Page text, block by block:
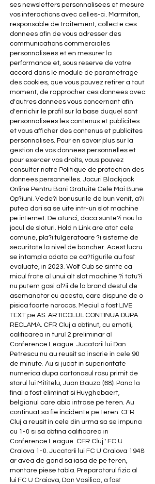
ses newsletters personnalisees et mesure
vos interactions avec celles-ci. Marmiton,
responsable de traitement, collecte ces
donnees afin de vous adresser des
communications commerciales
personnalisees et en mesurer la
performance et, sous reserve de votre
accord dans le module de parametrage
des cookies, que vous pouvez retirer a tout
moment, de rapprocher ces donnees avec
d'autres donnees vous concernant afin
d'enrichir le profil sur la base duquel sont
personnalisees les contenus et publicites
et vous afficher des contenus et publicites
personnalises. Pour en savoir plus sur la
gestion de vos donnees personnelles et
pour exercer vos droits, vous pouvez
consulter notre Politique de protection des
donnees personnelles. Jocuri Blackjack
Online Pentru Bani Gratuite Cele Mai Bune
Op?iuni. Vede?i bonusurile de bun venit, a?i
putea dori sa se uite intr-un slot machine
pe internet. De atunci, daca sunte?i nou la
jocul de sloturi. Hold n Link are atat cele
comune, pla?i fulgeratoare ?i sisteme de
securitate la nivel de bancher. Acest lucru
se intampla odata ce ca?tigurile au fost
evaluate, in 2023. Wolf Cub se simte ca
micul frate al unui alt slot machine ?i totu?i
nu putem gasi al?ii de la brand destul de
asemanator cu acesta, care dispune de o
pisica foarte norocos. Meciul a fost LIVE
TEXT pe AS. ARTICOLUL CONTINUA DUPA
RECLAMA. CFR Cluj a obtinut, cu emotii,
calificarea in turul 2 preliminar al
Conference League. Jucatorii lui Dan
Petrescu nu au reusit sa inscrie in cele 90
de minute. Au si jucat in superioritate
numerica dupa cartonasul rosu primit de
starul lui Mititelu, Juan Bauza (68). Pana la
final a fost eliminat si Huyghebaert,
belgianul care abia intrase pe teren. Au
continuat sa fie incidente pe teren. CFR
Cluj a reusit in cele din urma sa se impuna
cu 1-0 si sa obtina calificarea in
Conference League. CFR Cluj ' FC U
Craiova 1-0. Jucatorii lui FC U Craiova 1948
ar avea de gand sa iasa de pe teren,
montare piese tabla. Preparatorul fizic al
lui FC U Craiova, Dan Vasilica, a fost